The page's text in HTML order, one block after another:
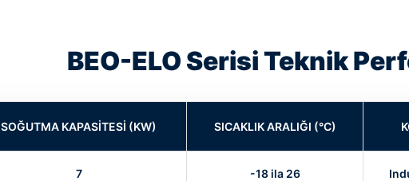
BEO-ELO Serisi Teknik
SOĞUTMA KAPASITESI (KW) SICAKLIK ARALIĞI (°C)
7 -18 ila 26